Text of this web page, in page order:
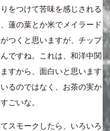
をつけて苦味を感じされる
蓮の葉とか米でメイラード
つくと思いますが、チップ
ですね。これは、和洋中関
すから、面白いと思います
るのではなく、お茶の実か
ごいな。
スモークしたら、いろいろ